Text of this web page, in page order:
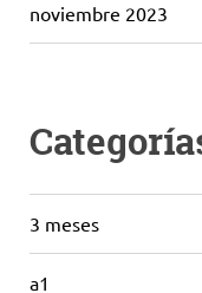
noviembre 2023
3 meses
a1